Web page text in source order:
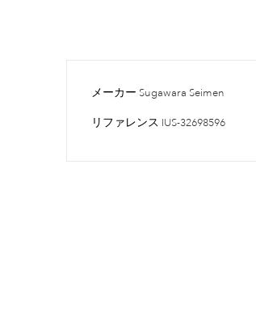
メーカー Sugawara Seimen
リファレンス IUS-32698596